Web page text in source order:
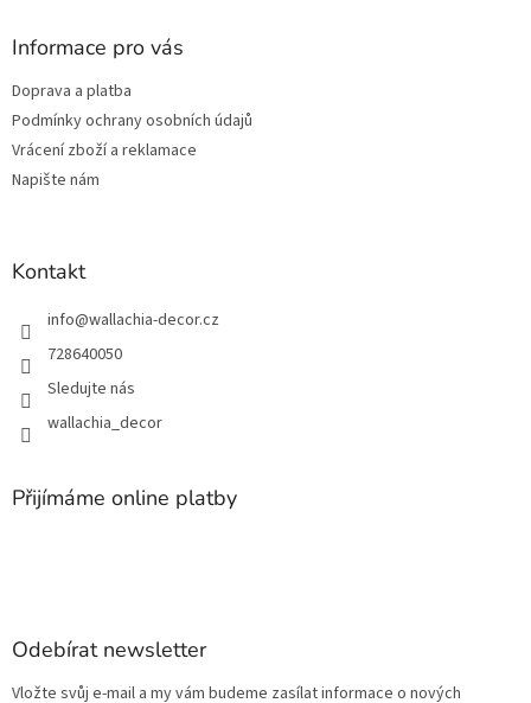
Informace pro vás
Doprava a platba
Podmínky ochrany osobních údajů
Vrácení zboží a reklamace
Napište nám
Kontakt
info@wallachia-decor.cz
728640050
Sledujte nás
wallachia_decor
Přijímáme online platby
Odebírat newsletter
Vložte svůj e-mail a my vám budeme zasílat informace o nových